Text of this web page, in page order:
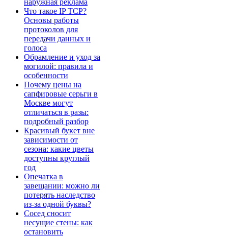
наружная реклама
Что такое IP TCP?
Основы работы
протоколов для
передачи данных и
голоса
Обрамление и уход за
могилой: правила и
особенности
Почему цены на
сапфировые серьги в
Москве могут
отличаться в разы:
подробный разбор
Красивый букет вне
зависимости от
сезона: какие цветы
доступны круглый
год
Опечатка в
завещании: можно ли
потерять наследство
из-за одной буквы?
Сосед сносит
несущие стены: как
остановить